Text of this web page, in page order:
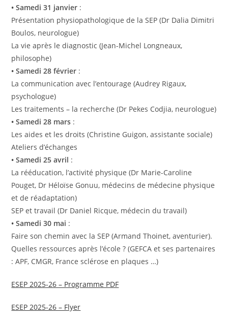
• Samedi 31 janvier :
Présentation physiopathologique de la SEP (Dr Dalia Dimitri
Boulos, neurologue)
La vie après le diagnostic (Jean-Michel Longneaux,
philosophe)
• Samedi 28 février :
La communication avec l’entourage (Audrey Rigaux,
psychologue)
Les traitements – la recherche (Dr Pekes Codjia, neurologue)
• Samedi 28 mars :
Les aides et les droits (Christine Guigon, assistante sociale)
Ateliers d’échanges
• Samedi 25 avril :
La rééducation, l’activité physique (Dr Marie-Caroline
Pouget, Dr Héloïse Gonuu, médecins de médecine physique
et de réadaptation)
SEP et travail (Dr Daniel Ricque, médecin du travail)
• Samedi 30 mai :
Faire son chemin avec la SEP (Armand Thoinet, aventurier).
Quelles ressources après l’école ? (GEFCA et ses partenaires
: APF, CMGR, France sclérose en plaques …)
ESEP 2025-26 – Programme PDF
ESEP 2025-26 – Flyer